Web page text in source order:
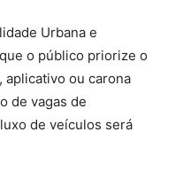
Urbana e
o público priorize o
ou carona
de vagas de
de veículos será